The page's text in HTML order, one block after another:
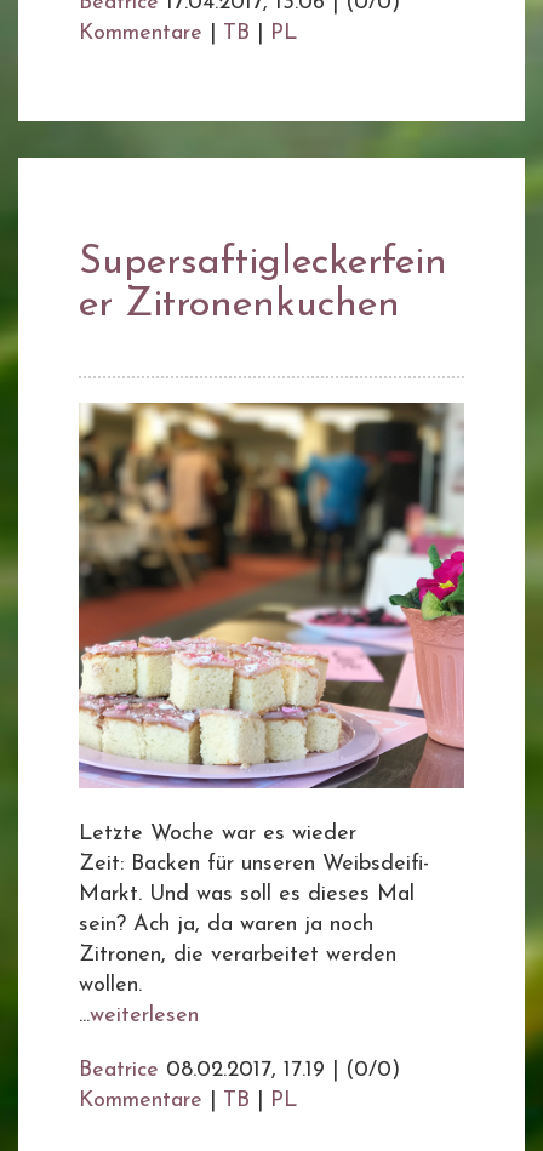
Kommentare
TB PL
Supersaftigleckerfein
er Zitronenkuchen
Letzte Woche war es wieder
Zeit: Backen für unseren Weibsdeifi-
Markt. Und was soll es dieses Mal
sein? Ach ja, da waren ja noch
Zitronen, die verarbeitet werden
wollen.
...weiterlesen
Beatrice 08.02.2017, 17.19
(0/0)
Kommentare
TB PL